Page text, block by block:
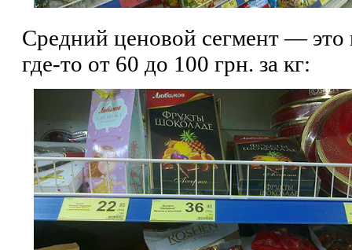
Средний ценовой сегмент —
где-то от 60 до 100 грн. за кг: